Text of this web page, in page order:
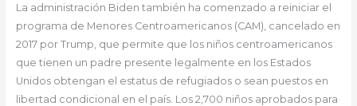
La administración Biden también ha comenzado a reiniciar el
programa de Menores Centroamericanos (CAM), cancelado en
2017 por Trump, que permite que los niños centroamericanos
que tienen un padre presente legalmente en los Estados
Unidos obtengan el estatus de refugiados o sean puestos en
libertad condicional en el país. Los 2,700 niños aprobados para